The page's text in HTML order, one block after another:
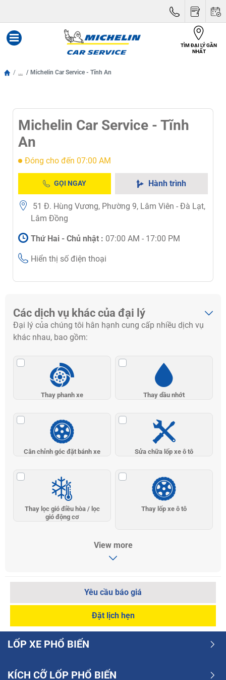
TÌM ĐẠI LÝ GẦN
NHẤT
... Michelin Car Service - Tĩnh An
Michelin Car Service - Tĩnh
An
Đóng cho đến 07:00 AM
GỌI NGAY Hành trình
51 Đ. Hùng Vương, Phường 9, Lâm Viên - Đà Lạt,
Lâm Đồng
Thứ Hai - Chủ nhật : 07:00 AM - 17:00 PM
Hiển thị số điện thoại
Các dịch vụ khác của đại lý
Đại lý của chúng tôi hân hạnh cung cấp nhiều dịch vụ
khác nhau, bao gồm:
Thay phanh xe Thay dầu nhớt
Cân chỉnh góc đặt bánh xe Sửa chữa lốp xe ô tô
Thay lọc gió điều hòa / lọc
gió động cơ
Thay lốp xe ô tô
View more
Yêu cầu báo giá
Đặt lịch hẹn
LỐP XE PHỔ BIẾN
KÍCH CỠ LỐP PHỔ BIẾN